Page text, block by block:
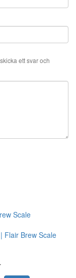
ett svar och
Flair Brew Scale